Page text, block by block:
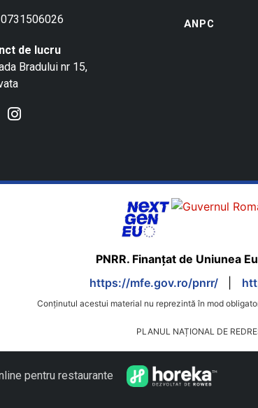
0731506026
de lucru
Bradului nr 15,
ANPC
PNRR. Finanțat de Uniunea
https://mfe.gov.ro/pnrr/
Conținutul acestui material nu reprezintă în mod
PLANUL NAȚIONAL DE
pentru restaurante